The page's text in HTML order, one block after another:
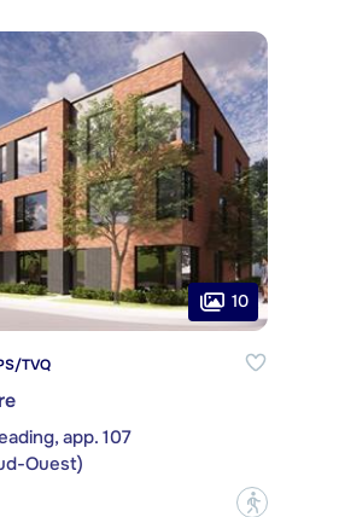
10
TVQ
app. 107
Ouest)
?